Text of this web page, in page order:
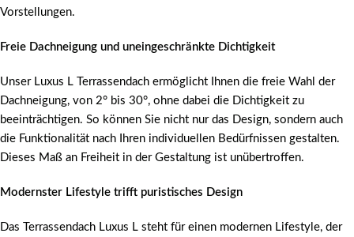
Vorstellungen.
Freie Dachneigung und uneingeschränkte Dichtigkeit
Unser Luxus L Terrassendach ermöglicht Ihnen die freie Wahl der
Dachneigung, von 2° bis 30°, ohne dabei die Dichtigkeit zu
beeinträchtigen. So können Sie nicht nur das Design, sondern auch
die Funktionalität nach Ihren individuellen Bedürfnissen gestalten.
Dieses Maß an Freiheit in der Gestaltung ist unübertroffen.
Modernster Lifestyle trifft puristisches Design
Das Terrassendach Luxus L steht für einen modernen Lifestyle, der